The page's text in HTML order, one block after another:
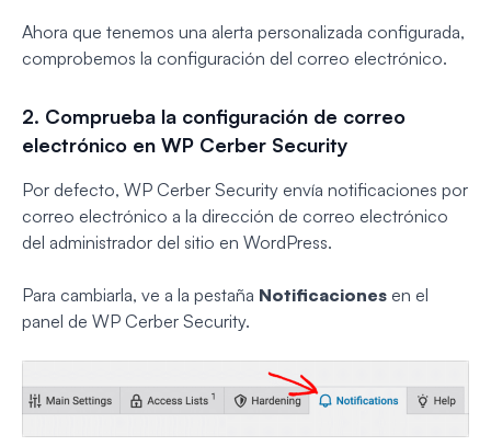
Ahora que tenemos una alerta personalizada configurada,
comprobemos la configuración del correo electrónico.
2. Comprueba la configuración de correo
electrónico en WP Cerber Security
Por defecto, WP Cerber Security envía notificaciones por
correo electrónico a la dirección de correo electrónico
del administrador del sitio en WordPress.
Para cambiarla, ve a la pestaña Notificaciones en el
panel de WP Cerber Security.